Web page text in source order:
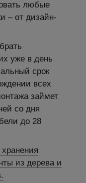
любые
– от дизайн-
уже в день
срок
всех
займет
со дня
до 28
из дерева и